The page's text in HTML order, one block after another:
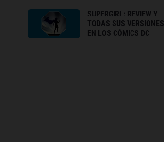
SUPERGIRL: REVIEW Y
TODAS SUS VERSIONES
EN LOS CÓMICS DC